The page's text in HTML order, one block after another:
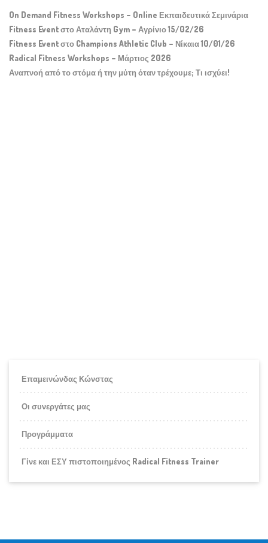
On Demand Fitness Workshops – Online Εκπαιδευτικά Σεμινάρια
Fitness Event στο Αταλάντη Gym – Αγρίνιο 15/02/26
Fitness Event στο Champions Athletic Club – Νίκαια 10/01/26
Radical Fitness Workshops – Μάρτιος 2026
Αναπνοή από το στόμα ή την μύτη όταν τρέχουμε; Τι ισχύει!
Επαμεινώνδας Κώνστας
Οι συνεργάτες μας
Προγράμματα
Γίνε και ΕΣΥ πιστοποιημένος Radical Fitness Trainer